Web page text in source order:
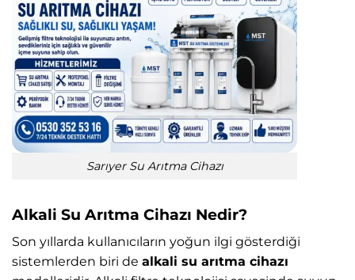
Sarıyer Su Arıtma Cihazı
Alkali Su Arıtma Cihazı Nedir?
Son yıllarda kullanıcıların yoğun ilgi gösterdiği
sistemlerden biri de alkali su arıtma cihazı